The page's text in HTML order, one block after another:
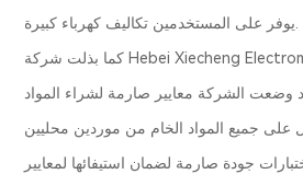
كما بذلت شركة Hebei Xiecheng Electromechanical جهودًا كبيرة
وضعت الشركة معايير صارمة لشراء المواد
على جميع المواد الخام من موردين محليين
جودة صارمة لضمان استيفائها لمعايير